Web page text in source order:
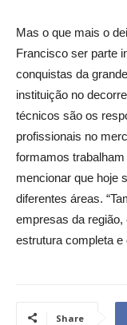
Mas o que mais o
Francisco ser parte
conquistas da
instituição no
técnicos são os
profissionais no
formamos
mencionar que hoje
diferentes áreas.
empresas da
estrutura completa e
Share